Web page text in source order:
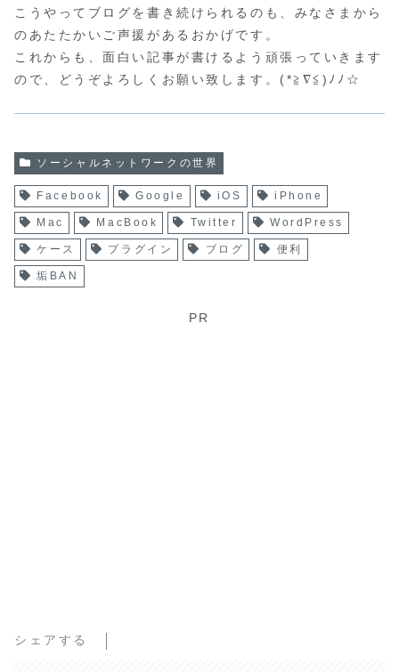
こうやってブログを書き続けられるのも、みなさまから
のあたたかいご声援があるおかげです。
これからも、面白い記事が書けるよう頑張っていきます
ので、どうぞよろしくお願い致します。(*≧∇≦)ﾉﾉ☆
ソーシャルネットワークの世界
Facebook Google iOS iPhone
Mac MacBook Twitter WordPress
ケース プラグイン ブログ 便利
垢BAN
PR
シェアする